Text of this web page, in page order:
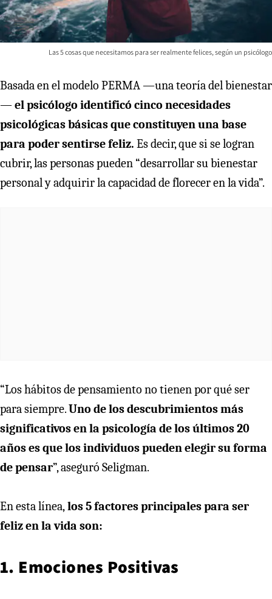
Las 5 cosas que necesitamos para ser realmente felices, según un psicólogo
Basada en el modelo PERMA —una teoría del bienestar
—el psicólogo identificó cinco necesidades
psicológicas básicas que constituyen una base
para poder sentirse feliz. Es decir, que si se logran
cubrir, las personas pueden “desarrollar su bienestar
personal y adquirir la capacidad de florecer en la vida”.
“Los hábitos de pensamiento no tienen por qué ser
para siempre.Uno de los descubrimientos más
significativos en la psicología de los últimos 20
años es que los individuos pueden elegir su forma
de pensar”, aseguró Seligman.
En esta línea, los 5 factores principales para ser
feliz en la vida son:
1. Emociones Positivas